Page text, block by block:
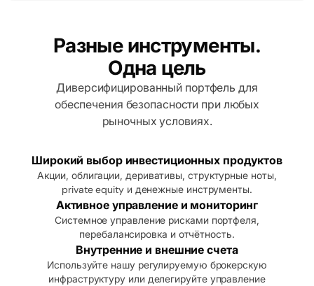
Разные инструменты.
Одна цель
Диверсифицированный портфель для
обеспечения безопасности при любых
рыночных условиях.
Широкий выбор инвестиционных продуктов
Акции, облигации, деривативы, структурные ноты,
private equity и денежные инструменты.
Активное управление и мониторинг
Системное управление рисками портфеля,
перебалансировка и отчётность.
Внутренние и внешние счета
Используйте нашу регулируемую брокерскую
инфраструктуру или делегируйте управление